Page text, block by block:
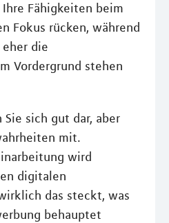
Fähigkeiten beim
Fokus rücken, während
die
Vordergrund stehen
sich gut dar, aber
mit.
wird
digitalen
das steckt, was
behauptet